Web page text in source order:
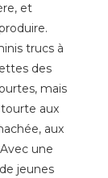
et
trucs à
des
mais
tourte aux
aux
une
jeunes